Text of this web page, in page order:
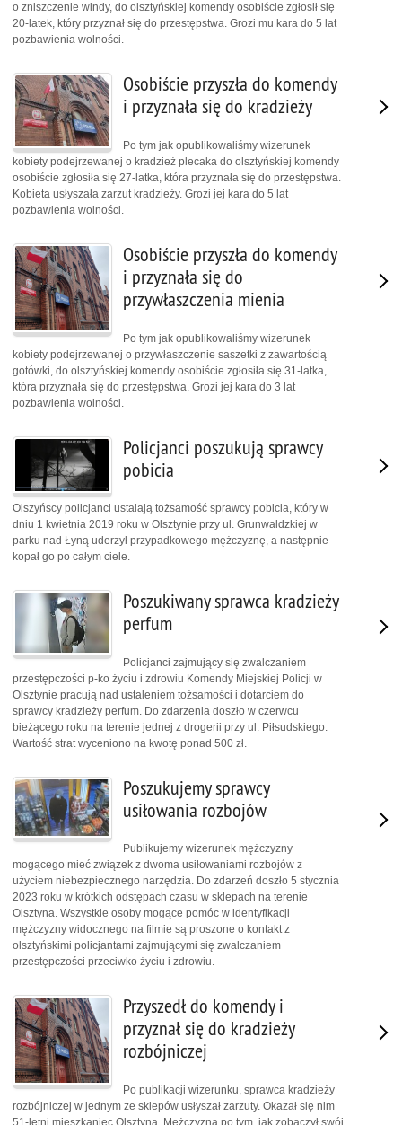
o zniszczenie windy, do olsztyńskiej komendy osobiście zgłosił się
20-latek, który przyznał się do przestępstwa. Grozi mu kara do 5 lat
pozbawienia wolności.
Osobiście przyszła do komendy
i przyznała się do kradzieży
Po tym jak opublikowaliśmy wizerunek
kobiety podejrzewanej o kradzież plecaka do olsztyńskiej komendy
osobiście zgłosiła się 27-latka, która przyznała się do przestępstwa.
Kobieta usłyszała zarzut kradzieży. Grozi jej kara do 5 lat
pozbawienia wolności.
Osobiście przyszła do komendy
i przyznała się do
przywłaszczenia mienia
Po tym jak opublikowaliśmy wizerunek
kobiety podejrzewanej o przywłaszczenie saszetki z zawartością
gotówki, do olsztyńskiej komendy osobiście zgłosiła się 31-latka,
która przyznała się do przestępstwa. Grozi jej kara do 3 lat
pozbawienia wolności.
Policjanci poszukują sprawcy
pobicia
Olszyńscy policjanci ustalają tożsamość sprawcy pobicia, który w
dniu 1 kwietnia 2019 roku w Olsztynie przy ul. Grunwaldzkiej w
parku nad Łyną uderzył przypadkowego mężczyznę, a następnie
kopał go po całym ciele.
Poszukiwany sprawca kradzieży
perfum
Policjanci zajmujący się zwalczaniem
przestępczości p-ko życiu i zdrowiu Komendy Miejskiej Policji w
Olsztynie pracują nad ustaleniem tożsamości i dotarciem do
sprawcy kradzieży perfum. Do zdarzenia doszło w czerwcu
bieżącego roku na terenie jednej z drogerii przy ul. Piłsudskiego.
Wartość strat wyceniono na kwotę ponad 500 zł.
Poszukujemy sprawcy
usiłowania rozbojów
Publikujemy wizerunek mężczyzny
mogącego mieć związek z dwoma usiłowaniami rozbojów z
użyciem niebezpiecznego narzędzia. Do zdarzeń doszło 5 stycznia
2023 roku w krótkich odstępach czasu w sklepach na terenie
Olsztyna. Wszystkie osoby mogące pomóc w identyfikacji
mężczyzny widocznego na filmie są proszone o kontakt z
olsztyńskimi policjantami zajmującymi się zwalczaniem
przestępczości przeciwko życiu i zdrowiu.
Przyszedł do komendy i
przyznał się do kradzieży
rozbójniczej
Po publikacji wizerunku, sprawca kradzieży
rozbójniczej w jednym ze sklepów usłyszał zarzuty. Okazał się nim
51-letni mieszkaniec Olsztyna. Mężczyzna po tym, jak zobaczył swój